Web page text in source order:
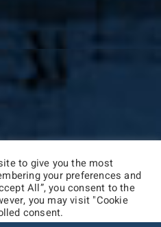
to give you the most
your preferences and
All”, you consent to the
you may visit "Cookie
consent.